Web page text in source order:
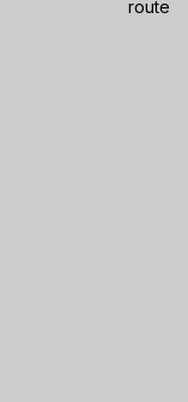
route